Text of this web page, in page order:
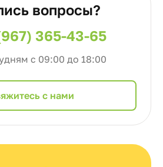
вопросы?
365-43-65
с 09:00 до 18:00
с нами